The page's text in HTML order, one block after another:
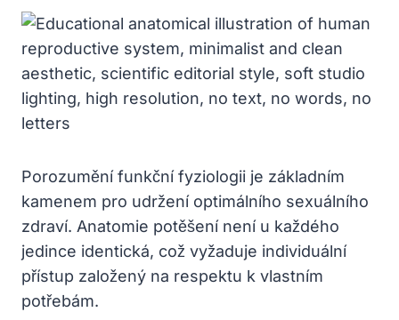
Porozumění funkční fyziologii je základním
kamenem pro udržení optimálního sexuálního
zdraví. Anatomie potěšení není u každého
jedince identická, což vyžaduje individuální
přístup založený na respektu k vlastním
potřebám.